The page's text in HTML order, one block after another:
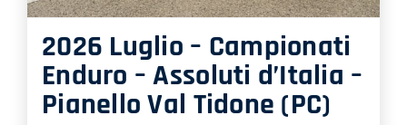
2026 Luglio – Campionati
Enduro – Assoluti d’Italia –
Pianello Val Tidone (PC)